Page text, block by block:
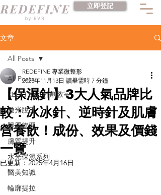
立即登記
文章
All Posts
REDEFINE 針劑教室
激光脫疣
眼周管理
膚質提升
水光保濕系列
醫美知識
輪廓提拉
All Posts
【保濕針】3大人氣品牌比
較：冰冰針、逆時針及肌膚
營養飲！成份、效果及價錢
一覽
REDEFINE 專業微整形
2023年11月13日 讀畢需時 7 分鐘
已更新：2025年4月16日